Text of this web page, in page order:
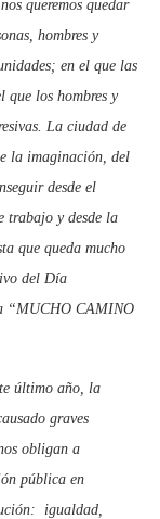
queremos quedar
hombres y
en el que las
que los hombres y
La ciudad de
la imaginación, del
desde el
trabajo y desde la
que queda mucho
del Día
“MUCHO CAMINO
último año, la
graves
obligan a
pública en
igualdad,